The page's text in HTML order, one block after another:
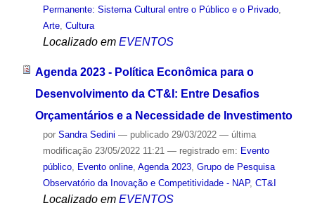
Permanente: Sistema Cultural entre o Público e o Privado,
Arte, Cultura
Localizado em EVENTOS
Agenda 2023 - Política Econômica para o
Desenvolvimento da CT&I: Entre Desafios
Orçamentários e a Necessidade de Investimento
por Sandra Sedini — publicado29/03/2022 — última
modificação23/05/2022 11:21 — registrado em: Evento
público, Evento online, Agenda 2023, Grupo de Pesquisa
Observatório da Inovação e Competitividade - NAP, CT&I
Localizado em EVENTOS